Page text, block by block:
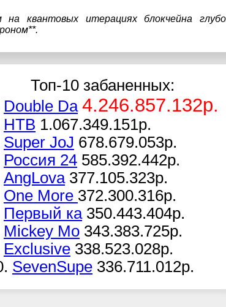
квантовых итерациях блокчейна
Топ-10 забаненных:
Double Da 4.246.857.132р.
НТВ 1.067.349.151р.
Super JoJ 678.679.053р.
Россия 24 585.392.442р.
AngLova 377.105.323р.
One More 372.300.316р.
Первый ка 350.443.404р.
Mickey Mo 343.383.725р.
Exclusive 338.523.028р.
SevenSupe 336.711.012р.